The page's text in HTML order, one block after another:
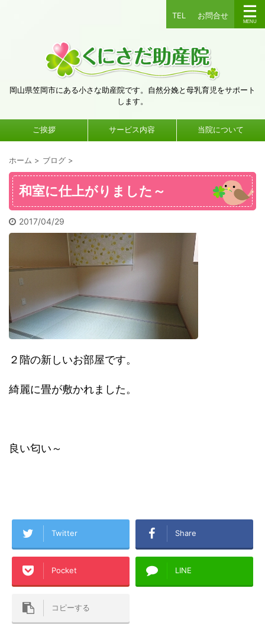
TEL お問合せ
岡山県笠岡市にある小さな助産院です。自然分娩と母乳育児をサポート
します。
ご挨拶 サービス内容 当院について
ホーム > ブログ >
和室に仕上がりました～
2017/04/29
２階の新しいお部屋です。
綺麗に畳が敷かれました。
良い匂い～
Twitter Share
Pocket LINE
コピーする